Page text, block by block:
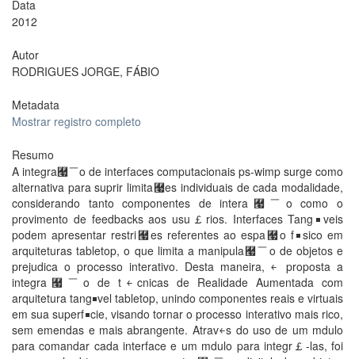
Data
2012
Autor
RODRIGUES JORGE, FÁBIO
Metadata
Mostrar registro completo
Resumo
A integra￧￣o de interfaces computacionais p￳s-wimp surge como
alternativa para suprir limita￧￵es individuais de cada modalidade,
considerando tanto componentes de intera￧￣o como o
provimento de feedbacks aos usu￡rios. Interfaces Tang￭veis
podem apresentar restri￧￵es referentes ao espa￧o f￭sico em
arquiteturas tabletop, o que limita a manipula￧￣o de objetos e
prejudica o processo interativo. Desta maneira, ￩ proposta a
integra￧￣o de t￩cnicas de Realidade Aumentada com
arquitetura tang￭vel tabletop, unindo componentes reais e virtuais
em sua superf￭cie, visando tornar o processo interativo mais rico,
sem emendas e mais abrangente. Atrav￩s do uso de um m￳dulo
para comandar cada interface e um m￳dulo para integr￡-las, foi